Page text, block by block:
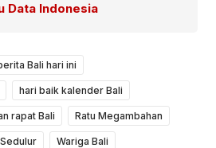
Data Indonesia
Bali hari ini
hari baik kalender Bali
rapat Bali Ratu Megambahan
Wariga Bali